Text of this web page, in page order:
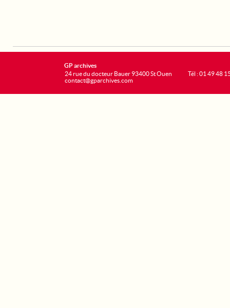
GP archives
24 rue du docteur Bauer 93400 St Ouen
contact@gparchives.com
Tél : 01 49 48